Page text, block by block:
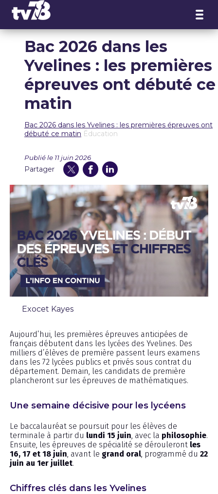
Bac 2026 dans les
Yvelines : les premières
épreuves ont débuté ce
matin
Bac 2026 dans les Yvelines : les premières épreuves ont
débuté ce matin Éducation
Publié le 11 juin 2026
Partager
Exocet Kayes
Aujourd’hui, les premières épreuves anticipées de
français débutent dans les lycées des Yvelines. Des
milliers d’élèves de première passent leurs examens
dans les 72 lycées publics et privés sous contrat du
département. Demain, les candidats de première
plancheront sur les épreuves de mathématiques.
Une semaine décisive pour les lycéens
Le baccalauréat se poursuit pour les élèves de
terminale à partir du lundi 15 juin , avec la philosophie.
Ensuite, les épreuves de spécialité se dérouleront les
16, 17 et 18 juin , avant le grand oral , programmé du 22
juin au 1er juillet.
Chiffres clés dans les Yvelines
Panneau de gestion des cookies